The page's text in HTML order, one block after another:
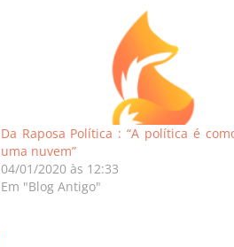
Da Raposa Política : “A política é
uma nuvem”
04/01/2020 às 12:33
Em "Blog Antigo"